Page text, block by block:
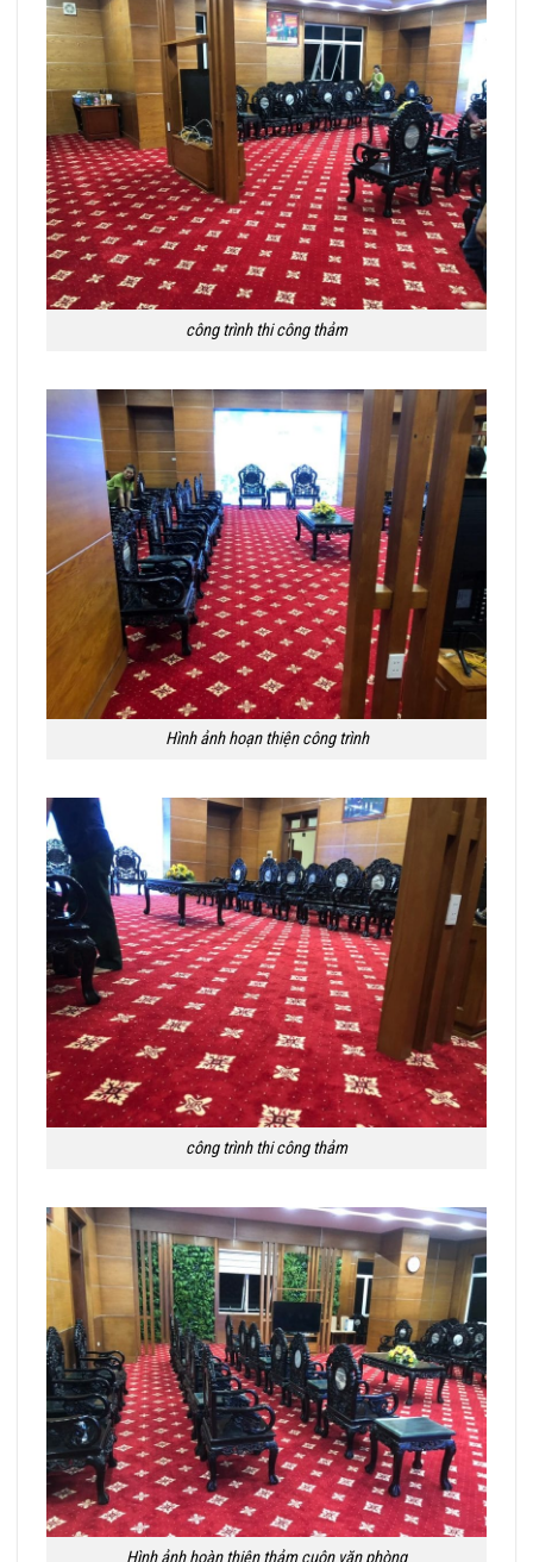
công trình thi công thảm
Hình ảnh hoạn thiện công trình
công trình thi công thảm
Hình ảnh hoàn thiện thảm cuộn văn phòng